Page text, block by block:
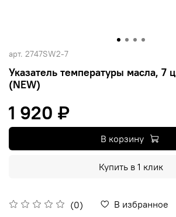
арт. 2747SW2-7
Указатель температуры масла, 7
(NEW)
(0) В избранное
1 920 ₽
В корзину
Купить в 1 клик